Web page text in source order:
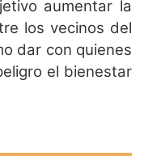
aumentar la
los vecinos del
dar con quienes
el bienestar